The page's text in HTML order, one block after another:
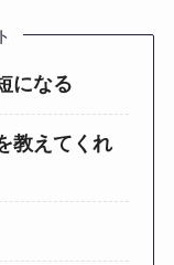
になる
教えてくれ